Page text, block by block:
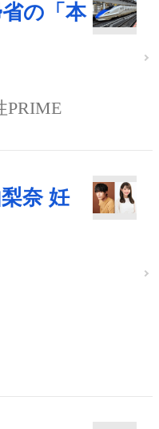
の「本
PRIME
奈 妊